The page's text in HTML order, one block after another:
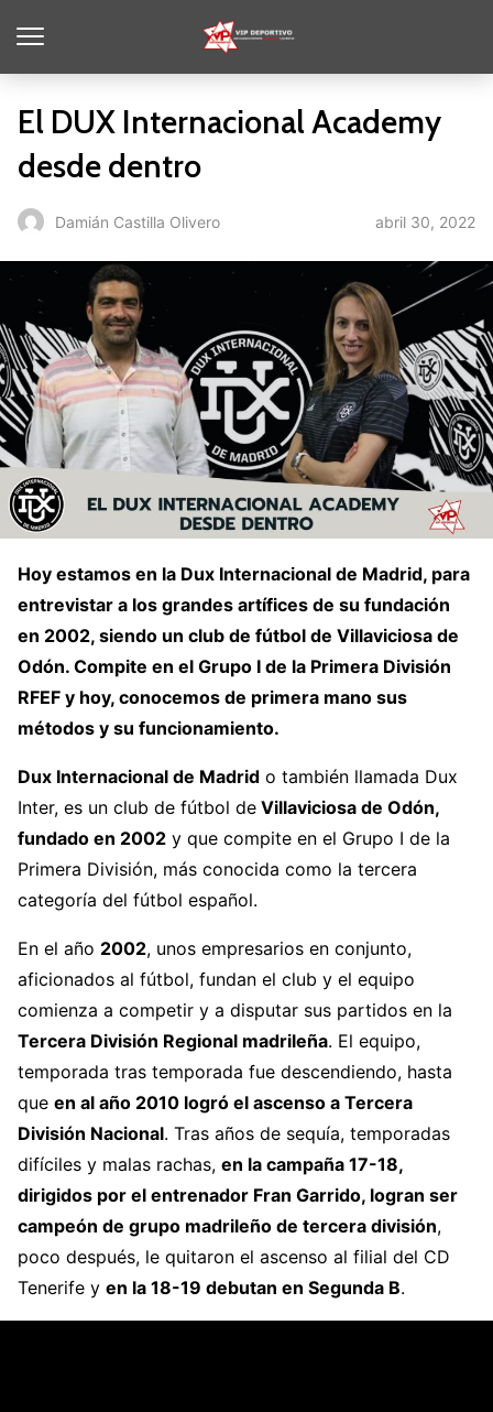
El DUX Internacional Academy
desde dentro
Damián Castilla Olivero abril 30, 2022
Hoy estamos en la Dux Internacional de Madrid, para
entrevistar a los grandes artífices de su fundación
en 2002, siendo un club de fútbol de Villaviciosa de
Odón. Compite en el Grupo I de la Primera División
RFEF y hoy, conocemos de primera mano sus
métodos y su funcionamiento.
Dux Internacional de Madrid o también llamada Dux
Inter, es un club de fútbol de Villaviciosa de Odón,
fundado en 2002 y que compite en el Grupo I de la
Primera División, más conocida como la tercera
categoría del fútbol español.
En el año 2002, unos empresarios en conjunto,
aficionados al fútbol, fundan el club y el equipo
comienza a competir y a disputar sus partidos en la
Tercera División Regional madrileña. El equipo,
temporada tras temporada fue descendiendo, hasta
que en al año 2010 logró el ascenso a Tercera
División Nacional. Tras años de sequía, temporadas
difíciles y malas rachas, en la campaña 17-18,
dirigidos por el entrenador Fran Garrido, logran ser
campeón de grupo madrileño de tercera división,
poco después, le quitaron el ascenso al filial del CD
Tenerife y en la 18-19 debutan en Segunda B.